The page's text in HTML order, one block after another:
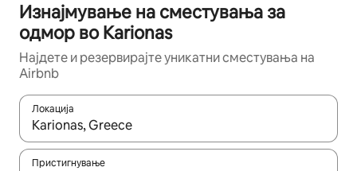
Изнајмување на сместувања за
одмор во Karionas
Најдете и резервирајте уникатни сместувања на
Airbnb
Локација
Кога резултатите се достапни, движете се со копчињата
Пристигнување